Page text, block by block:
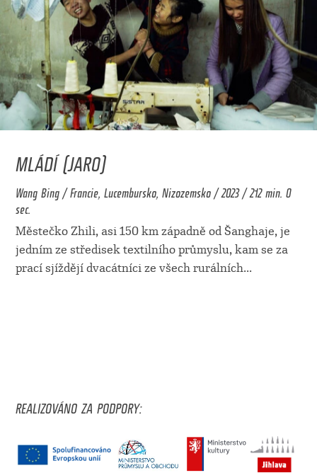
MLÁDÍ (JARO)
Wang Bing / Francie, Lucembursko, Nizozemsko / 2023 / 212 min. 0
sec.
Městečko Zhili, asi 150 km západně od Šanghaje, je
jedním ze středisek textilního průmyslu, kam se za
prací sjíždějí dvacátníci ze všech rurálních...
REALIZOVÁNO ZA PODPORY: